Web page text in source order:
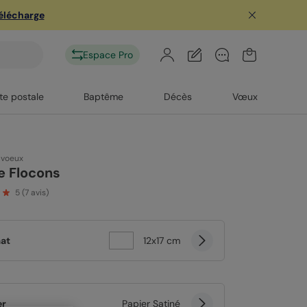
Espace Pro
postale Baptême Décès Vœux
Flocons
5(7 avis)
12x17 cm
Papier Satiné